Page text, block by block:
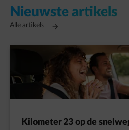
Nieuwste artikels
Alle artikels Opent in een nieuw tabblad
Kilometer 23 op de